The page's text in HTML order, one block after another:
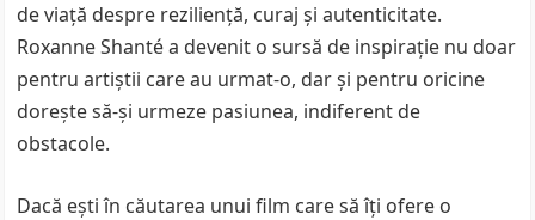
de viață despre reziliență, curaj și autenticitate.
Roxanne Shanté a devenit o sursă de inspirație nu doar
pentru artiștii care au urmat-o, dar și pentru oricine
dorește să-și urmeze pasiunea, indiferent de
obstacole.
Dacă ești în căutarea unui film care să îți ofere o